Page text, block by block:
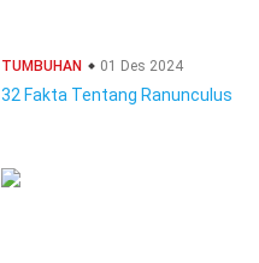
TUMBUHAN 01 Des 2024
32 Fakta Tentang Ranunculus